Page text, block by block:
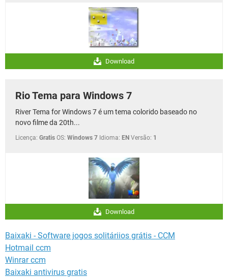
Download
Rio Tema para Windows 7
River Tema for Windows 7 é um tema colorido baseado no
novo filme da 20th...
Licença: Gratis OS: Windows 7 Idioma: EN Versão: 1
Download
Baixaki - Software jogos solitáriios grátis - CCM
Hotmail ccm
Winrar ccm
Baixaki antivirus gratis